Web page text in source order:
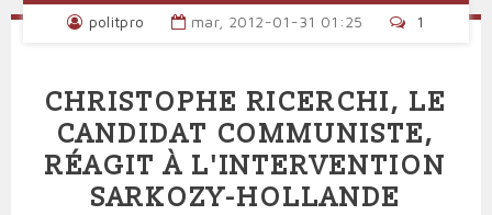
« ÉDUCATIVE »
DU
L'ANALYSE
DE
COMMUNISTES
politpro mar, 2012-01-31 01:25 1
CHRISTOPHE RICERCHI, LE
CANDIDAT COMMUNISTE,
RÉAGIT À L'INTERVENTION
SARKOZY-HOLLANDE